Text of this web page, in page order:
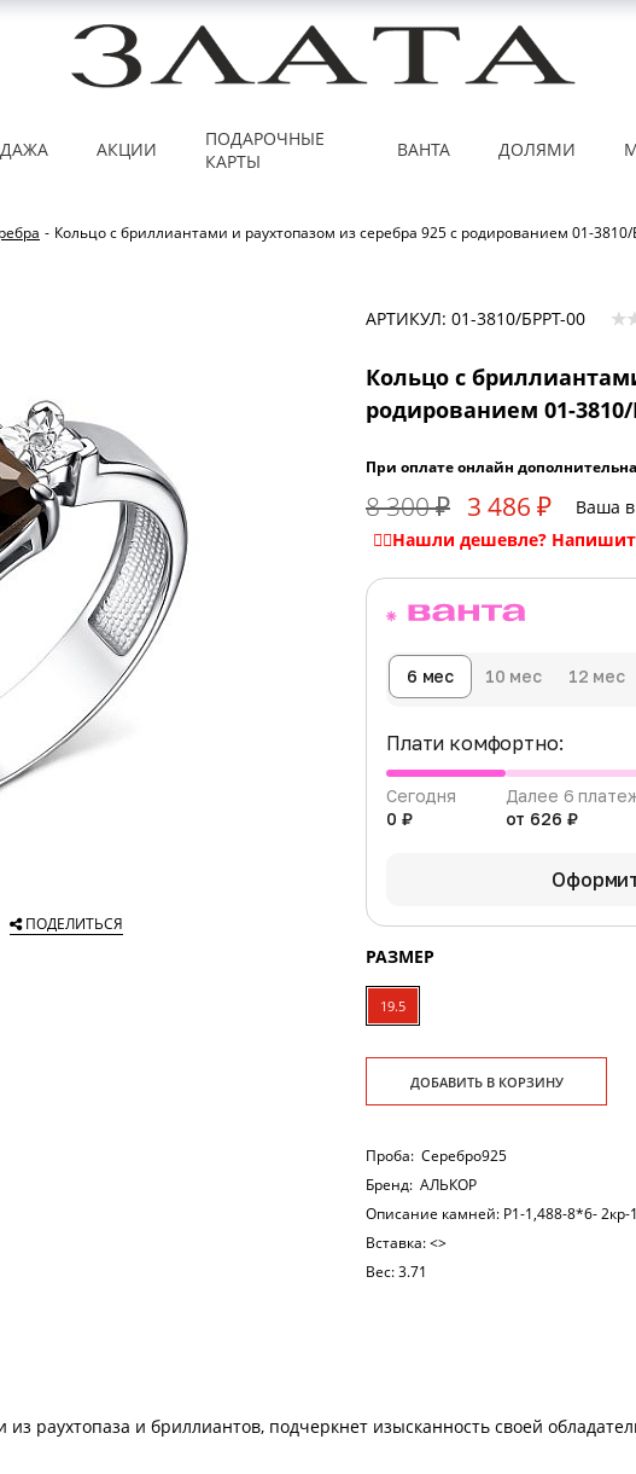
АКЦИИ
ПОДАРОЧНЫЕ
КАРТЫ
ВАНТА ДОЛЯМИ
- Кольцо с бриллиантами и раухтопазом из серебра 925 с родированием 01-
ПОДЕЛИТЬСЯ
АРТИКУЛ: 01-3810/БРРТ-00
Кольцо с
родированием 01-3810/
При оплате онлайн
8 300 ₽ 3 486 ₽ Ваша
6 мес 10 мес 12 мес
Плати комфортно:
Сегодня
0 ₽
Далее 6
от 626 ₽
РАЗМЕР
19.5
ДОБАВИТЬ В КОРЗИНУ
Проба: Серебро925
Бренд: АЛЬКОР
Описание камней: Р1-1,488-8*6-
Вставка:<>
Вес:3.71
раухтопаза и бриллиантов, подчеркнет изысканность своей